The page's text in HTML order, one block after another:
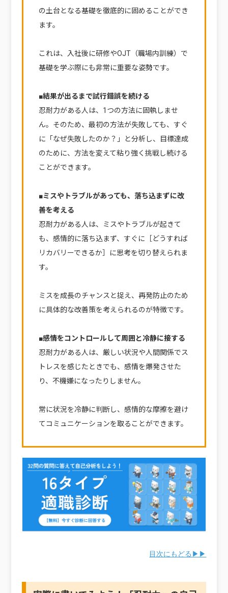
の土台となる基礎を徹底的に固めることができ
ます。
これは、入社後に研修やOJT（職場内訓練）で
基礎を学ぶ際にも非常に重要な姿勢です。
■結果が出るまで試行錯誤を続ける
忍耐力がある人は、1つの方法に固執しませ
ん。そのため、最初の方法が失敗しても、すぐ
に「なぜ失敗したのか？」と分析し、目標達成
のために、方法を変えて粘り強く挑戦し続ける
ことができます。
■ミスやトラブルがあっても、落ち込まずに改
善を考える
忍耐力がある人は、ミスやトラブルが起きて
も、感情的に落ち込まず、すぐに［どうすれば
リカバリーできるか］に思考を切り替えられま
す。
ミスを成長のチャンスと捉え、再発防止のため
に具体的な改善策を考えられるのが特徴です。
■感情をコントロールして周囲と冷静に接する
忍耐力がある人は、厳しい状況や人間関係でス
トレスを感じたときでも、感情を爆発させた
り、不機嫌になったりしません。
常に状況を冷静に判断し、感情的な摩擦を避け
てコミュニケーションを取ることができます。
目次にもどる▶▶